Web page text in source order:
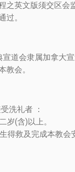
之英文版须交区会
过。
宣道会隶属加拿大宣
教会。
洗礼者 ：
岁(含)以上。
得救及完成本教会